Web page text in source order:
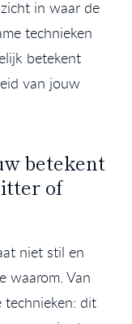
in waar de
technieken
betekent
van jouw
betekent
of
niet stil en
waarom. Van
dit